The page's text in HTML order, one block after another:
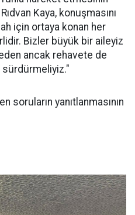
Kaya, konuşmasını
için ortaya konan her
Bizler büyük bir aileyiz
ancak rehavete de
sürdürmeliyiz."
soruların yanıtlanmasının